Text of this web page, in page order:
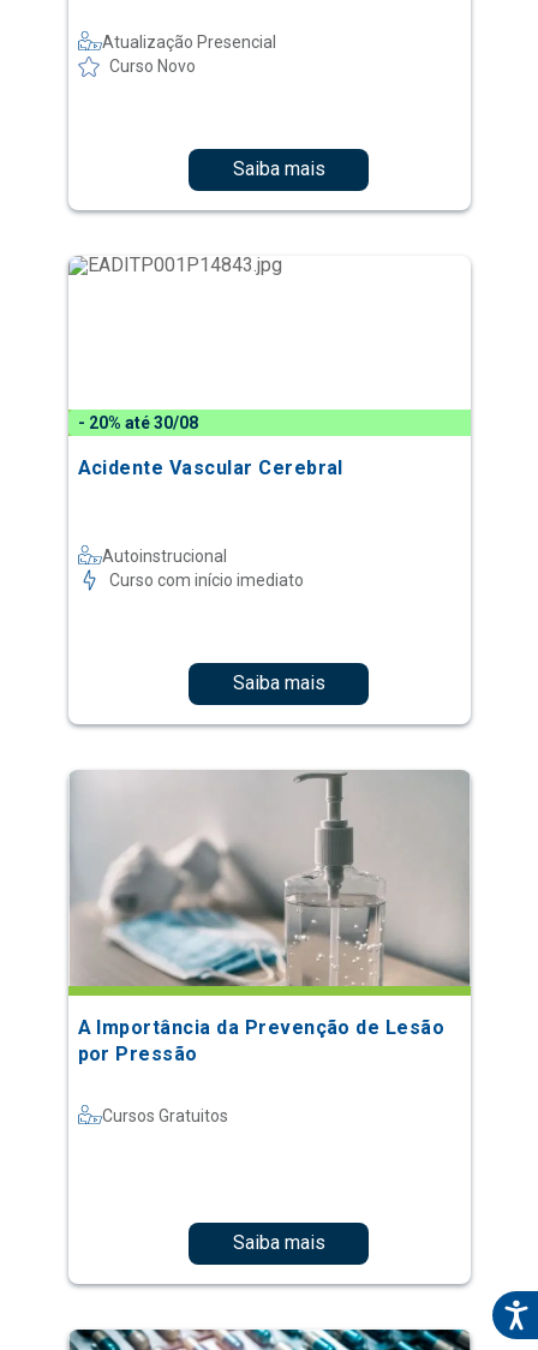
Atualização Presencial
Curso Novo
Saiba mais
- 20% até 30/08
Acidente Vascular Cerebral
Autoinstrucional
Curso com início imediato
Saiba mais
A Importância da Prevenção de Lesão
por Pressão
Cursos Gratuitos
Saiba mais